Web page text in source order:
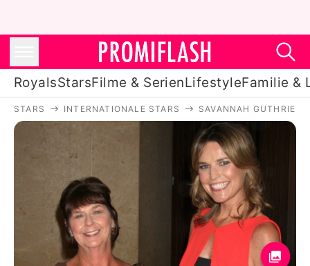
RoyalsStarsFilme & SerienLifestyleFamilie &
Royals
Filme & Serien
Familie & Liebe
STARS INTERNATIONALE STARS SAVANNAH GUTHRIE